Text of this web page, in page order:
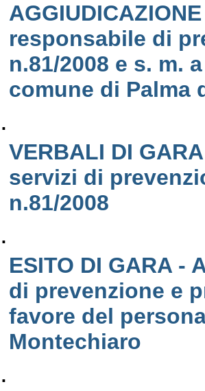
responsabile di
n.81/2008 e s. m.
comune di Palma
.
VERBALI DI
servizi di
n.81/2008
.
ESITO DI GARA
di prevenzione e
favore del
Montechiaro
.